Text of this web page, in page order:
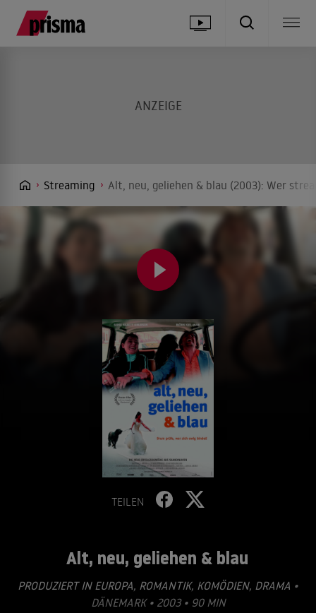
Streaming Alt, neu, geliehen & blau (2003): Wer
TEILEN
Alt, neu, geliehen & blau
PRODUZIERT IN EUROPA, ROMANTIK, KOMÖDIEN, DRAMA •
DÄNEMARK • 2003 • 90 MIN